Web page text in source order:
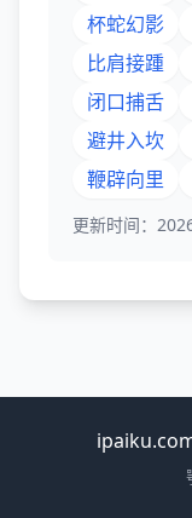
杯蛇幻影
比肩接踵
闭口捕舌
避井入坎
鞭辟向里
更新时间：